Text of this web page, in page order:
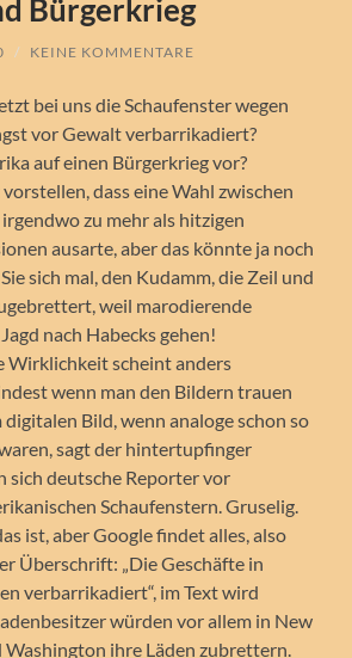
Bürgerkrieg
/ KEINE KOMMENTARE
bei uns die Schaufenster wegen
vor Gewalt verbarrikadiert?
auf einen Bürgerkrieg vor?
dass eine Wahl zwischen
zu mehr als hitzigen
ausarte, aber das könnte ja noch
sich mal, den Kudamm, die Zeil und
weil marodierende
nach Habecks gehen!
Wirklichkeit scheint anders
wenn man den Bildern trauen
Bild, wenn analoge schon so
sagt der hintertupfinger
sich deutsche Reporter vor
Schaufenstern. Gruselig.
ist, aber Google findet alles, also
Überschrift: „Die Geschäfte in
verbarrikadiert“, im Text wird
würden vor allem in New
Washington ihre Läden zubrettern.